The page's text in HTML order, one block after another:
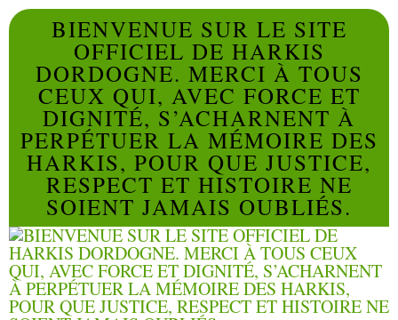
BIENVENUE SUR LE SITE
OFFICIEL DE HARKIS
DORDOGNE. MERCI À TOUS
CEUX QUI, AVEC FORCE ET
DIGNITÉ, S’ACHARNENT À
PERPÉTUER LA MÉMOIRE DES
HARKIS, POUR QUE JUSTICE,
RESPECT ET HISTOIRE NE
SOIENT JAMAIS OUBLIÉS.